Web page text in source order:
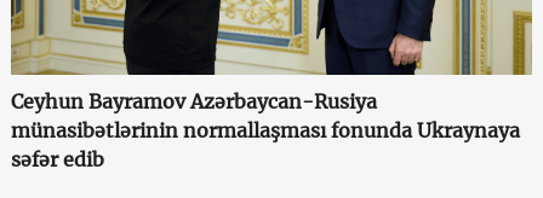
Ceyhun Bayramov Azərbaycan-Rusiya
münasibətlərinin normallaşması fonunda Ukraynaya
səfər edib